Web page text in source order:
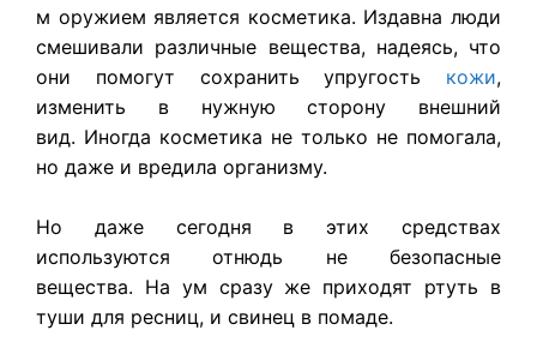
м оружием является косметика. Издавна люди
смешивали различные вещества, надеясь, что
они помогут сохранить упругость кожи,
изменить в нужную сторону внешний
вид. Иногда косметика не только не помогала,
но даже и вредила организму.
Но даже сегодня в этих средствах
используются отнюдь не безопасные
вещества. На ум сразу же приходят ртуть в
туши для ресниц, и свинец в помаде.